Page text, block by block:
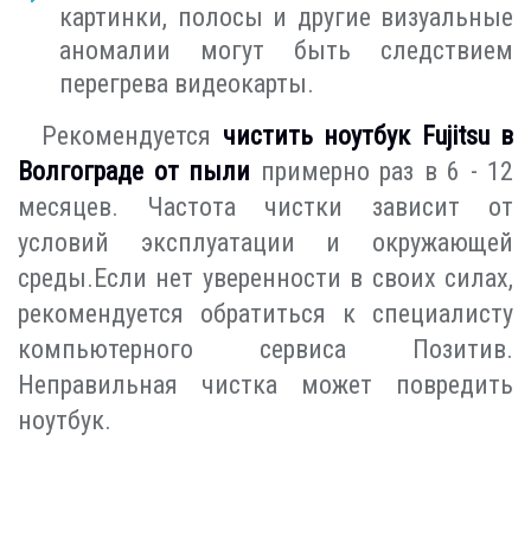
картинки, полосы и другие визуальные
аномалии могут быть следствием
перегрева видеокарты.
Рекомендуется чистить ноутбук Fujitsu в
Волгограде от пыли примерно раз в 6 - 12
месяцев. Частота чистки зависит от
условий эксплуатации и окружающей
среды.Если нет уверенности в своих силах,
рекомендуется обратиться к специалисту
компьютерного сервиса Позитив.
Неправильная чистка может повредить
ноутбук.